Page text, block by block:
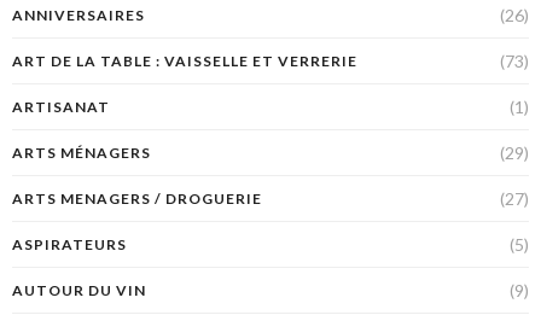
ANNIVERSAIRES (26)
ART DE LA TABLE : VAISSELLE ET VERRERIE (73)
ARTISANAT (1)
ARTS MÉNAGERS (29)
ARTS MENAGERS / DROGUERIE (27)
ASPIRATEURS (5)
AUTOUR DU VIN (9)